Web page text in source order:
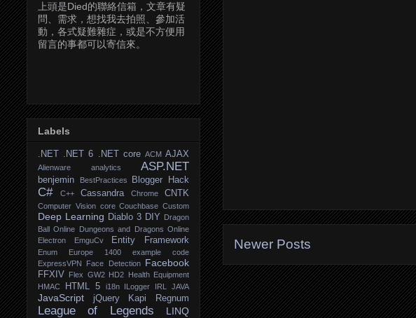
Newer Posts
上頭是Died的聯絡信箱，文章有疑
問、需求，想找我去拍照、參加活
動，各式疑難雜症，或是不方便用
留言的事都可以寄信來。
Labels
.NET .NET 6 .NET core ACM AJAX
Alienware analytics ASP.NET
benjemin BestPractices Blogger Hack
C# C++ Cassandra Chrome CNTK
Computer Vision core Couchbase Custom
Deep Learning Diablo 3 DIY Dragon
Ball Online Dungeons and Dragons Online
Electron
EmguCv Entity Framework
Enum Europe 1400
example code
ExpressVPN
Face Detection Facebook
FFXIV Flex GW2 HD2 Health Equipment
HMAC
HTML 5 i18n ILogger IRL JAVA
JavaScript jQuery Kapi Regnum
League of Legends LINQ